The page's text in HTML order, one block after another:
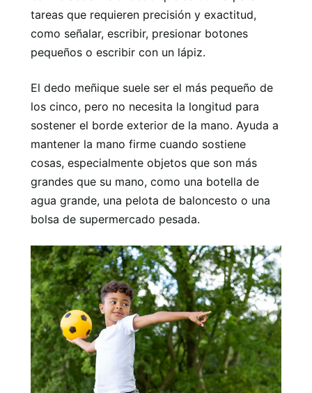
tareas que requieren precisión y exactitud,
como señalar, escribir, presionar botones
pequeños o escribir con un lápiz.
El dedo meñique suele ser el más pequeño de
los cinco, pero no necesita la longitud para
sostener el borde exterior de la mano. Ayuda a
mantener la mano firme cuando sostiene
cosas, especialmente objetos que son más
grandes que su mano, como una botella de
agua grande, una pelota de baloncesto o una
bolsa de supermercado pesada.